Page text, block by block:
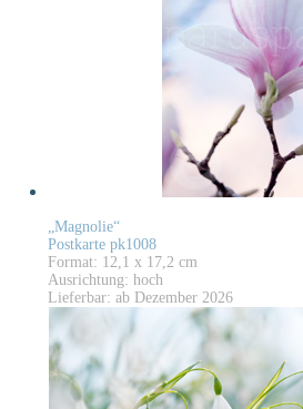
„Magnolie“
Postkarte pk1008
Format: 12,1 x 17,2 cm
Ausrichtung: hoch
Lieferbar: ab Dezember 2026